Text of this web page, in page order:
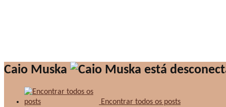
Caio Muska
Encontrar todos os posts